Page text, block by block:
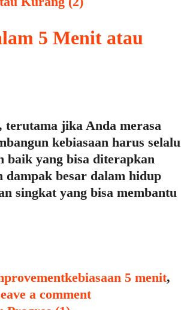
5 Menit atau
terutama jika Anda merasa
kebiasaan harus selalu
baik yang bisa diterapkan
besar dalam hidup
singkat yang bisa membantu
Tags
kebiasaan 5 menit,
a comment